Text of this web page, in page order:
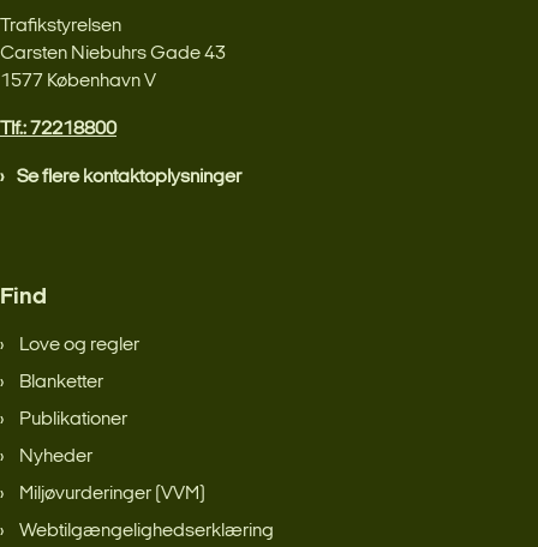
Trafikstyrelsen
Carsten Niebuhrs Gade 43
1577 København V
Tlf.: 72218800
Se flere kontaktoplysninger
Find
Love og regler
Blanketter
Publikationer
Nyheder
Miljøvurderinger (VVM)
Webtilgængelighedserklæring